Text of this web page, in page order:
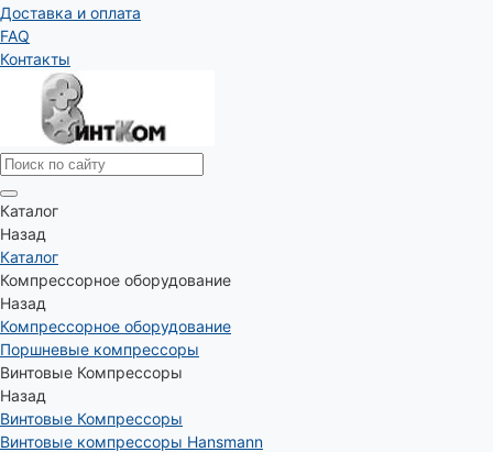
Доставка и оплата
FAQ
Контакты
Каталог
Назад
Каталог
Компрессорное оборудование
Назад
Компрессорное оборудование
Поршневые компрессоры
Винтовые Компрессоры
Назад
Винтовые Компрессоры
Винтовые компрессоры Hansmann